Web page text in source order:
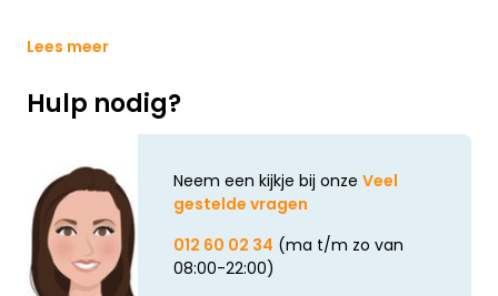
Lees meer
Hulp nodig?
Neem een kijkje bij onze Veel
gestelde vragen
012 60 02 34 (ma t/m zo van
08:00-22:00)